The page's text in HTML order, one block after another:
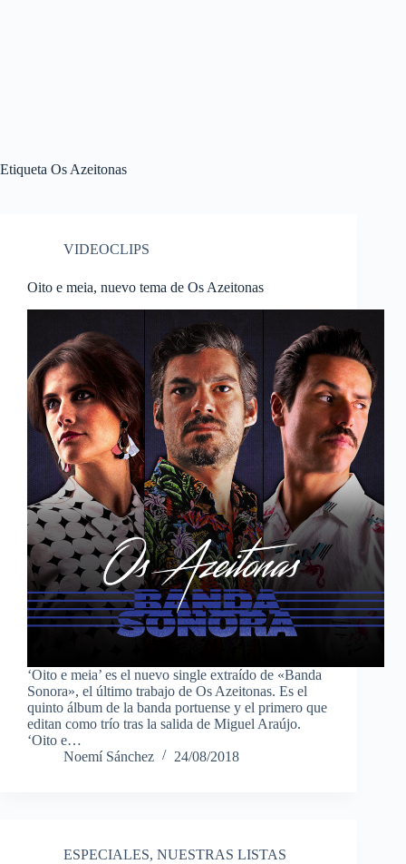
Etiqueta Os Azeitonas
VIDEOCLIPS
Oito e meia, nuevo tema de Os Azeitonas
‘Oito e meia’ es el nuevo single extraído de «Banda
Sonora», el último trabajo de Os Azeitonas. Es el
quinto álbum de la banda portuense y el primero que
editan como trío tras la salida de Miguel Araújo.
‘Oito e…
Noemí Sánchez
24/08/2018
ESPECIALES, NUESTRAS LISTAS